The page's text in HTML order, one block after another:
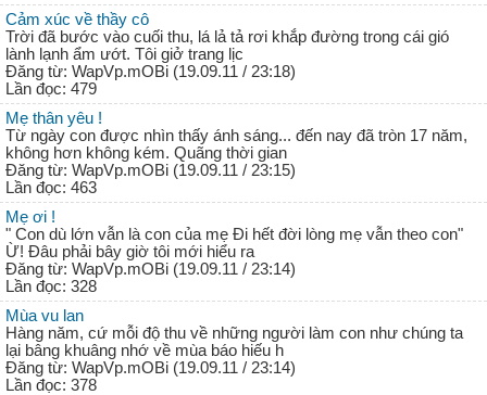
Cảm xúc về thầy cô
Trời đã bước vào cuối thu, lá lả tả rơi khắp đường trong cái gió
lành lạnh ẩm ướt. Tôi giở trang lịc
Đăng từ: WapVp.mOBi (19.09.11 / 23:18)
Lần đọc: 479
Mẹ thân yêu !
Từ ngày con được nhìn thấy ánh sáng... đến nay đã tròn 17 năm,
không hơn không kém. Quãng thời gian
Đăng từ: WapVp.mOBi (19.09.11 / 23:15)
Lần đọc: 463
Mẹ ơi !
" Con dù lớn vẫn là con của mẹ Đi hết đời lòng mẹ vẫn theo con"
Ừ! Đâu phải bây giờ tôi mới hiểu ra
Đăng từ: WapVp.mOBi (19.09.11 / 23:14)
Lần đọc: 328
Mùa vu lan
Hàng năm, cứ mỗi độ thu về những người làm con như chúng ta
lại bâng khuâng nhớ về mùa báo hiếu h
Đăng từ: WapVp.mOBi (19.09.11 / 23:14)
Lần đọc: 378